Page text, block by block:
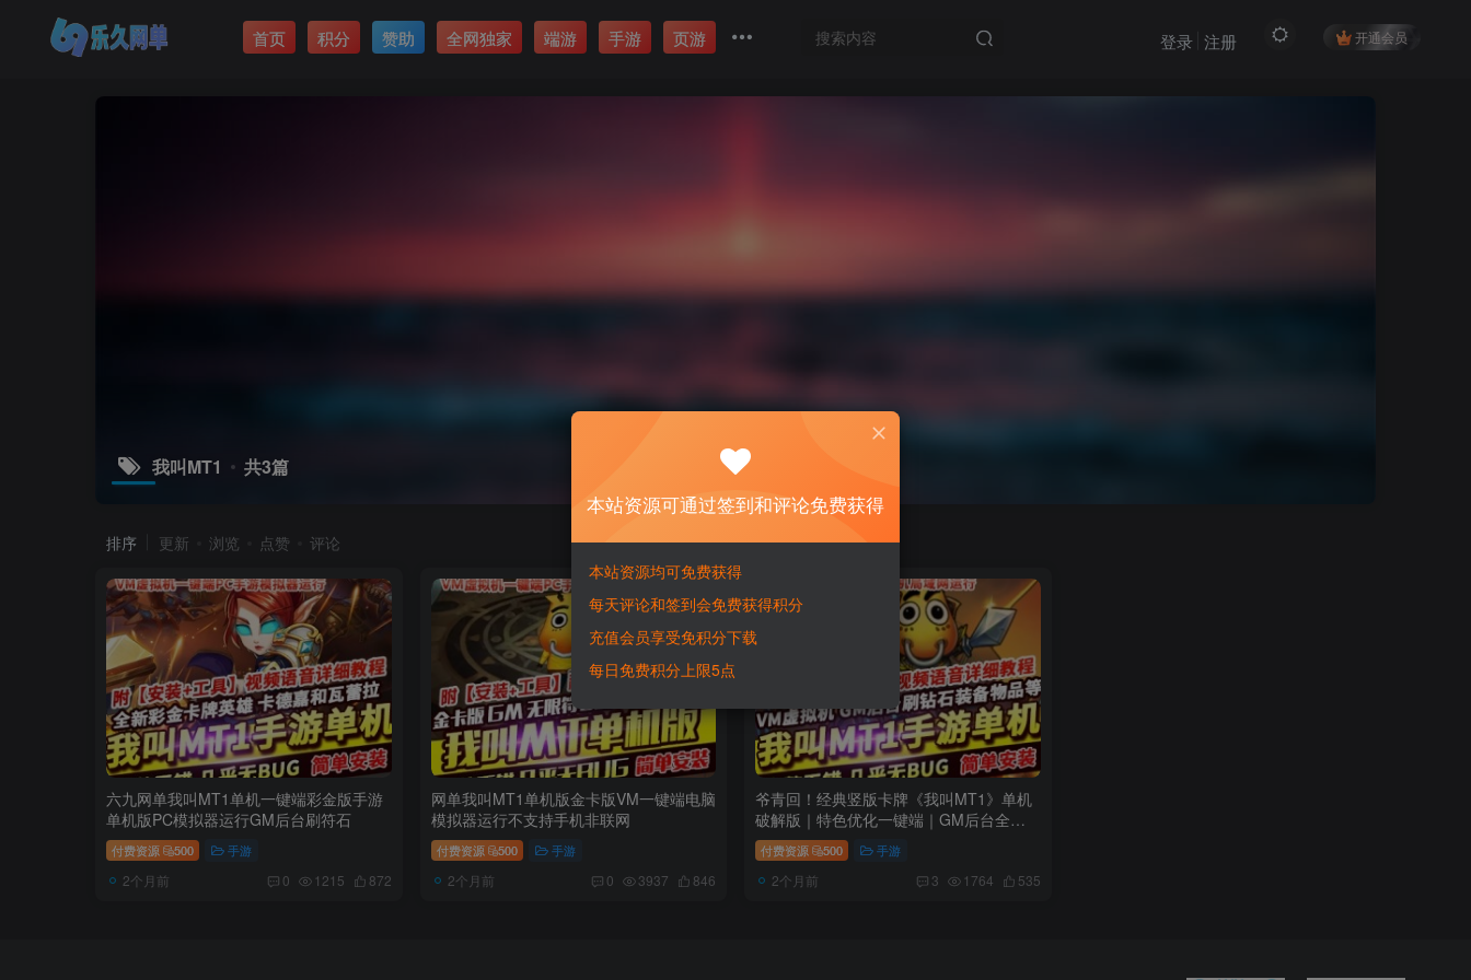
首页 积分 赞助 全网独家 端游 手游 页游 开通会员
登录 注册
我叫MT1 共3篇
排序 更新 浏览 点赞 评论
六九网单我叫MT1单机一键端彩金版手游
单机版PC模拟器运行GM后台刷符石
付费资源 500 手游
2个月前 0 1215 872
网单我叫MT1单机版金卡版VM一键端电脑
模拟器运行不支持手机非联网
付费资源 500 手游
2个月前 0 3937 846
爷青回！经典竖版卡牌《我叫MT1》单机
破解版｜特色优化一键端｜GM后台全解
锁付费资源 500 手游
2个月前 3 1764 535
本站资源可通过签到和评论免费获得
本站资源均可免费获得
每天评论和签到会免费获得积分
充值会员享受免积分下载
每日免费积分上限5点